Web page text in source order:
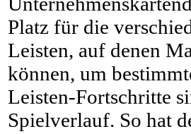
Platz für die
Leisten, auf denen
können, um
Leisten-Fortschritte
Spielverlauf. So hat